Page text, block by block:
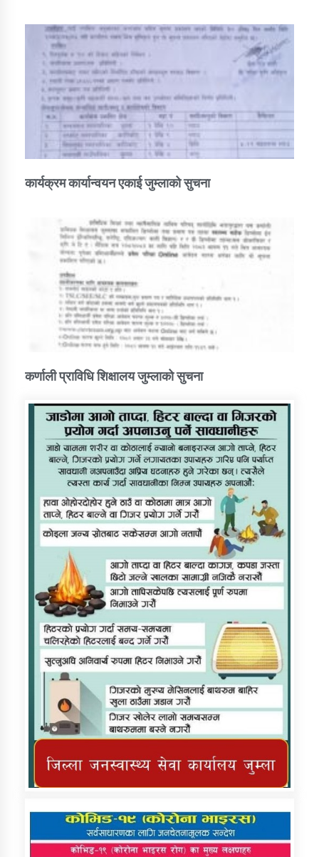
कार्यक्रम कार्यान्वयन एकाई जुम्लाको सुचना
कर्णाली प्राविधि शिक्षालय जुम्लाको सुचना